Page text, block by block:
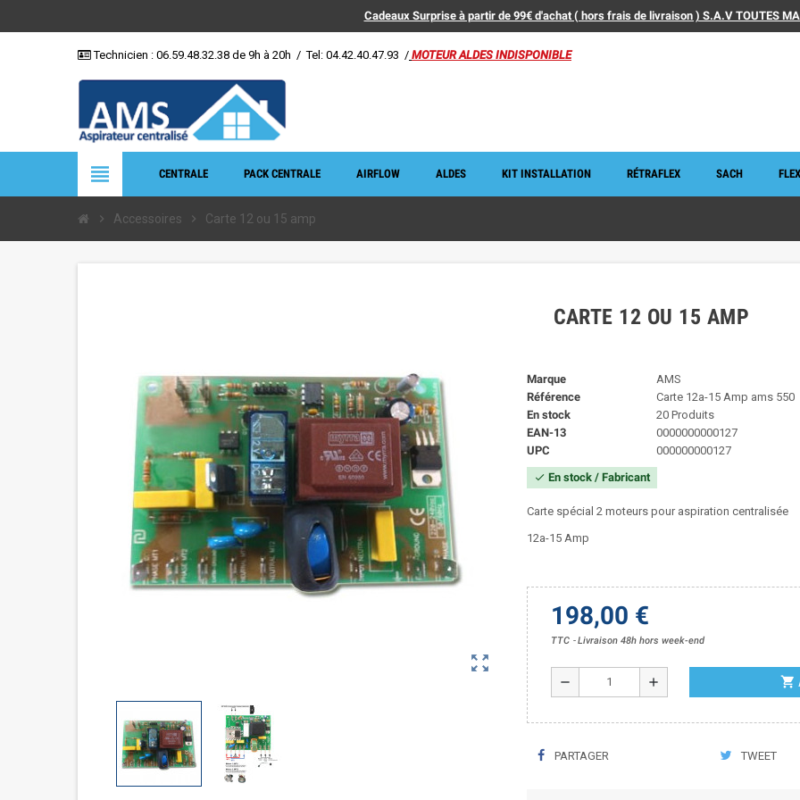
Cadeaux Surprise à partir de 99€ d'achat ( hors frais de livraison ) S.A.V TOUTES
Technicien : 06.59.48.32.38 de 9h à 20h / Tel: 04.42.40.47.93 / MOTEUR ALDES INDISPONIBLE
view_headline CENTRALE PACK CENTRALE AIRFLOW ALDES KIT INSTALLATION RÉTRAFLEX SACH
chevron_right Accessoires chevron_right Carte 12 ou 15 amp
zoom_out_map
CARTE 12 OU 15 AMP
Marque
AMS
Référence
Carte 12a-15 Amp ams 550
En stock
20 Produits
EAN-13
0000000000127
UPC
000000000127
check En stock / Fabricant
Carte spécial 2 moteurs pour aspiration centralisée
12a-15 Amp
198,00 €
TTC Livraison 48h hors week-end
remove add shopping_cart
PARTAGER TWEET